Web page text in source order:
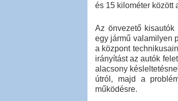
és 15 kilométer között
Az önvezető kisautók
egy jármű valamilyen
a központ
irányítást az autók
alacsony
útról, majd a
működésre.